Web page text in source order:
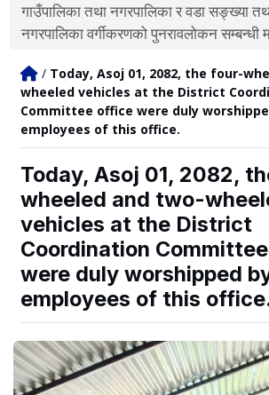
गाउँपालिका तथा नगरपालिका र वडा सङ्ख्या
नगरपालिका वर्गीकरणको पुनरावलोकन
/ Today, Asoj 01, 2082, the four-
wheeled vehicles at the District
Committee office were duly
employees of this office.
Today, Asoj 01, 2082,
wheeled and two-
vehicles at the District
Coordination
were duly worshipped
employees of this